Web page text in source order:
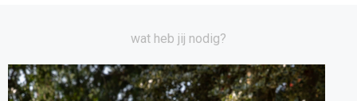
wat heb jij nodig?